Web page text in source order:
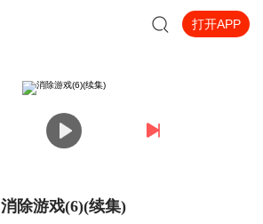
打开APP
消除游戏(6)(续集)